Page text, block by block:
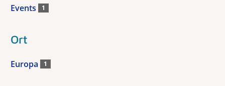
Events 1
Ort
Europa 1